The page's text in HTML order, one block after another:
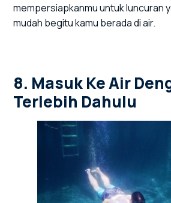
mempersiapkanmu untuk luncuran
mudah begitu kamu berada di air.
8. Masuk Ke Air
Terlebih Dahulu